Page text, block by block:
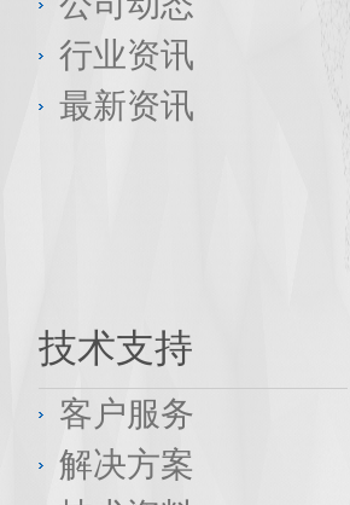
行业资讯
最新资讯
技术支持
客户服务
解决方案